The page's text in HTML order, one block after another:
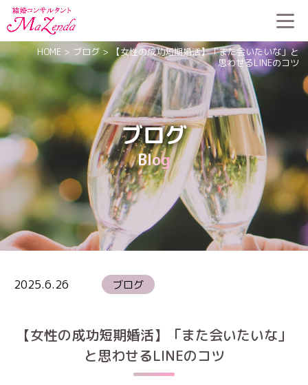
ブログ
Blog
HOME > ブログ >
【女性の成功短期婚活】「また会いたいな」と
思わせるLINEのコツ
2025.6.26 ブログ
【女性の成功短期婚活】「また会いたいな」
と思わせるLINEのコツ